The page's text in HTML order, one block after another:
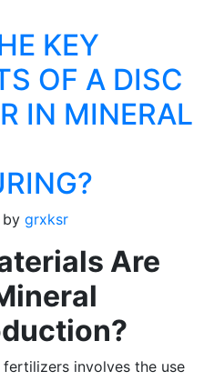
KEY
OF A DISC
IN MINERAL
by grxksr
Are
involves the use